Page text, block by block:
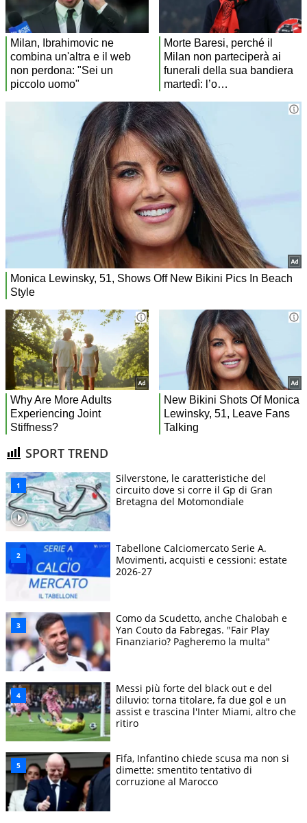
SPORT TREND
Silverstone, le caratteristiche del
circuito dove si corre il Gp di Gran
Bretagna del Motomondiale
Tabellone Calciomercato Serie A.
Movimenti, acquisti e cessioni: estate
2026-27
Como da Scudetto, anche Chalobah e
Yan Couto da Fabregas. "Fair Play
Finanziario? Pagheremo la multa"
Messi più forte del black out e del
diluvio: torna titolare, fa due gol e un
assist e trascina l'Inter Miami, altro che
ritiro
Fifa, Infantino chiede scusa ma non si
dimette: smentito tentativo di
corruzione al Marocco